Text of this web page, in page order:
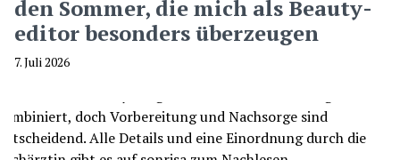
den Sommer, die mich als Beauty-
editor besonders überzeugen
7. Juli 2026